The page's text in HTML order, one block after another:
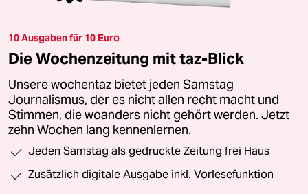
10 Ausgaben für 10 Euro
Die Wochenzeitung mit taz-Blick
Unsere wochentaz bietet jeden Samstag
Journalismus, der es nicht allen recht macht und
Stimmen, die woanders nicht gehört werden. Jetzt
zehn Wochen lang kennenlernen.
Jeden Samstag als gedruckte Zeitung frei Haus
Zusätzlich digitale Ausgabe inkl. Vorlesefunktion